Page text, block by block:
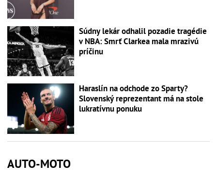
Súdny lekár odhalil pozadie tragédie
v NBA: Smrť Clarkea mala mrazivú
príčinu
Haraslín na odchode zo Sparty?
Slovenský reprezentant má na stole
lukratívnu ponuku
AUTO-MOTO